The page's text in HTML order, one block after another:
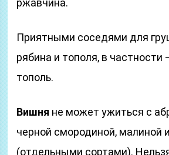
ржавчина.
Приятными соседями для
рябина и тополя, в частности
тополь.
Вишня не может ужиться с
черной смородиной, малиной
(отдельными сортами).